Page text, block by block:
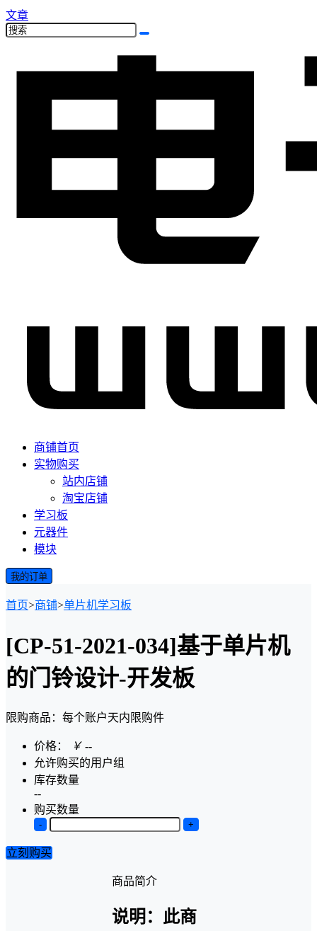
文章
商铺首页
实物购买
站内店铺
淘宝店铺
学习板
元器件
模块
我的订单
首页>商铺>单片机学习板
[CP-51-2021-034]基于单片机
的门铃设计-开发板
限购商品：每个账户天内 限购件
价格： ￥ --
允许购买的用户组
库存数量
--
购买数量
- +
立刻购买
商品简介
说明：此商